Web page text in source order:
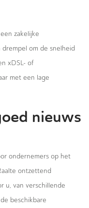
zakelijke
om de snelheid
xDSL- of
met een lage
nieuws
ondernemers op het
ontzettend
u, van verschillende
beschikbare